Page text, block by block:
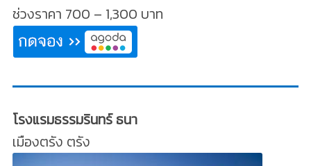
ช่วงราคา 700 – 1,300 บาท
โรงแรมธรรมรินทร์ ธนา
เมืองตรัง ตรัง